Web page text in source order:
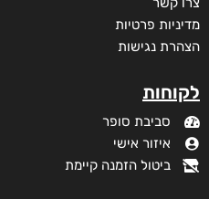
מדיניות פרטיות
הצהרת נגישות
לקוחות
סביבת סופר
איזור אישי
ביטול הזמנה קיימת